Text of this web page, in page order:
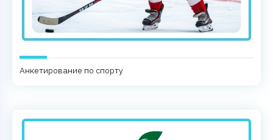
Анкетирование по спорту